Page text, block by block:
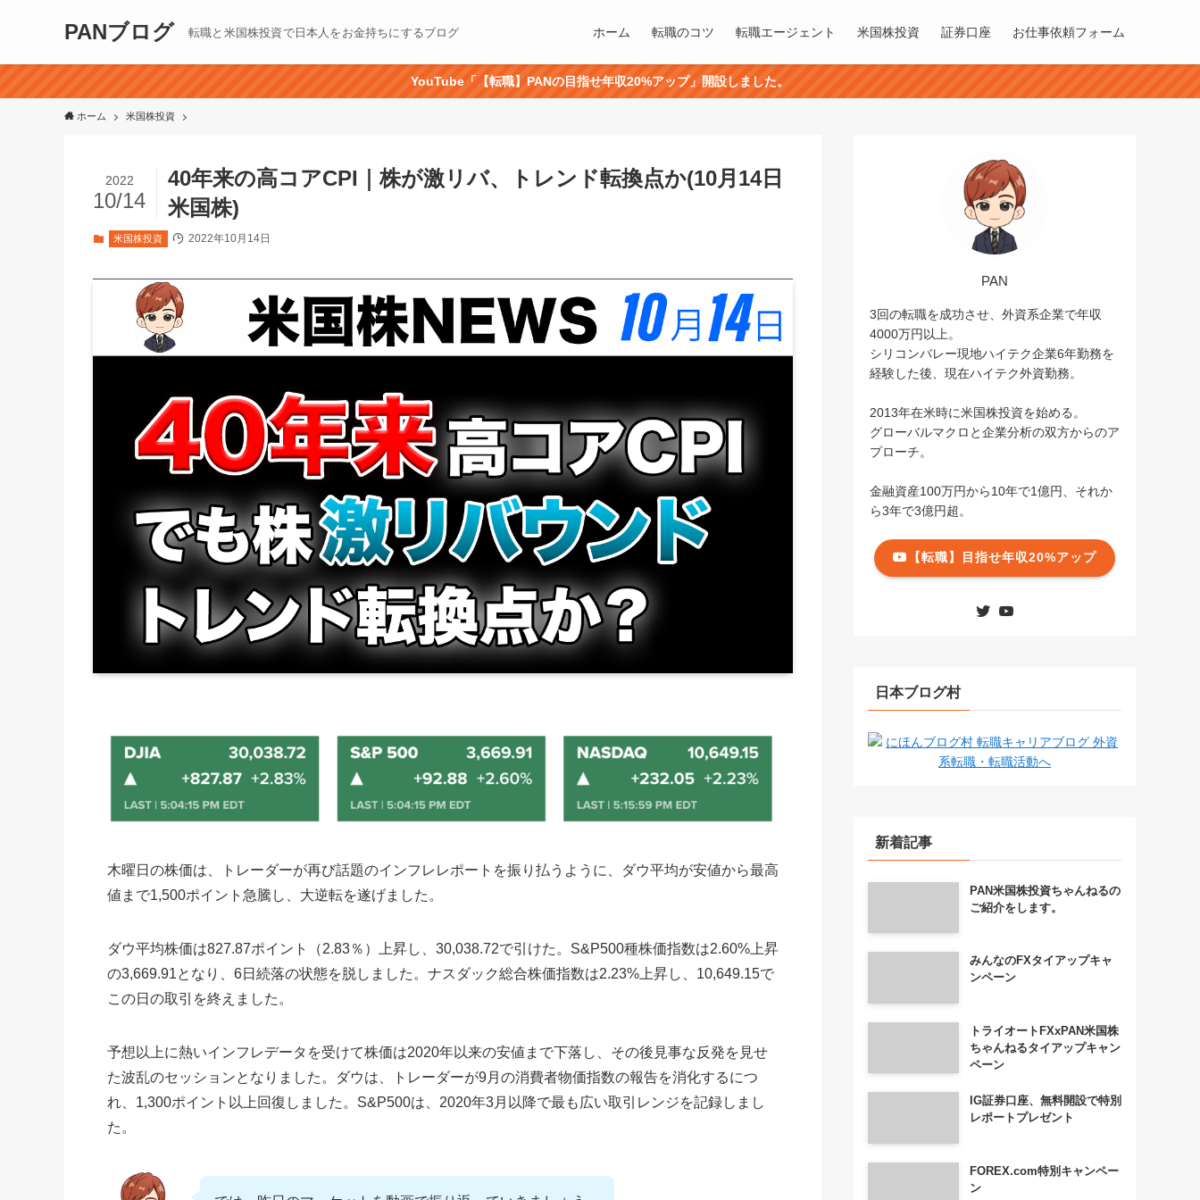
PANブログ 転職と米国株投資で日本人をお金持ちにするブログ ホーム 転職のコツ 転職エージェント 米国株投資 証券口座 お仕事依頼フォーム
YouTube「【転職】PANの目指せ年収20%アップ」開設しました。
ホーム 米国株投資
40年来の高コアCPI｜株が激リバ、トレンド転換点か(10月14日
米国株)
2022
10/14
米国株投資 2022年10月14日
木曜日の株価は、トレーダーが再び話題のインフレレポートを振り払うように、ダウ平均が安値から最高
値まで1,500ポイント急騰し、大逆転を遂げました。
ダウ平均株価は827.87ポイント（2.83％）上昇し、30,038.72で引けた。S&P500種株価指数は2.60%上昇
の3,669.91となり、6日続落の状態を脱しました。ナスダック総合株価指数は2.23%上昇し、10,649.15で
この日の取引を終えました。
予想以上に熱いインフレデータを受けて株価は2020年以来の安値まで下落し、その後見事な反発を見せ
た波乱のセッションとなりました。ダウは、トレーダーが9月の消費者物価指数の報告を消化するにつ
れ、1,300ポイント以上回復しました。S&P500は、2020年3月以降で最も広い取引レンジを記録しまし
た。
PAN
3回の転職を成功させ、外資系企業で年収
4000万円以上。
シリコンバレー現地ハイテク企業6年勤務を
経験した後、現在ハイテク外資勤務。
2013年在米時に米国株投資を始める。
グローバルマクロと企業分析の双方からのア
プローチ。
金融資産100万円から10年で1億円、それか
ら3年で3億円超。
【転職】目指せ年収20%アップ
日本ブログ村
新着記事
PAN米国株投資ちゃんねるの
ご紹介をします。
みんなのFXタイアップキャ
ンペーン
トライオートFXxPAN米国株
ちゃんねるタイアップキャン
ペーン
IG証券口座、無料開設で特別
レポートプレゼント
FOREX.com特別キャンペー
ン